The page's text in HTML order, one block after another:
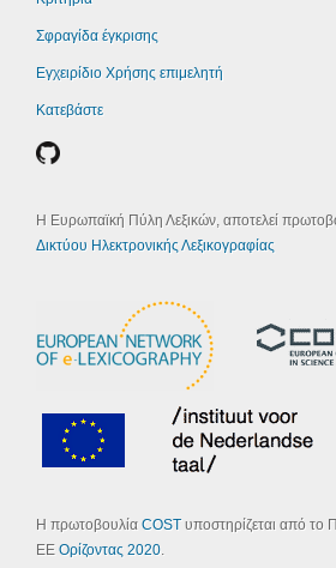
Σφραγίδα έγκρισης
Εγχειρίδιο Χρήσης επιμελητή
Κατεβάστε
Η Ευρωπαϊκή Πύλη Λεξικών, αποτελεί
Δικτύου Ηλεκτρονικής Λεξικογραφίας
Η πρωτοβουλία COSTυποστηρίζεται από το
ΕΕ Ορίζοντας 2020.